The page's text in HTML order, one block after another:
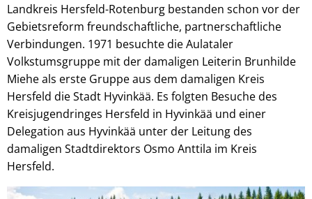
© DenisProduction.com - stock.adobe.com
Landkreis Hersfeld-Rotenburg bestanden schon vor der
Gebietsreform freundschaftliche, partnerschaftliche
Verbindungen. 1971 besuchte die Aulataler
Volkstumsgruppe mit der damaligen Leiterin Brunhilde
Miehe als erste Gruppe aus dem damaligen Kreis
Hersfeld die Stadt Hyvinkää. Es folgten Besuche des
Kreisjugendringes Hersfeld in Hyvinkää und einer
Delegation aus Hyvinkää unter der Leitung des
damaligen Stadtdirektors Osmo Anttila im Kreis
Hersfeld.